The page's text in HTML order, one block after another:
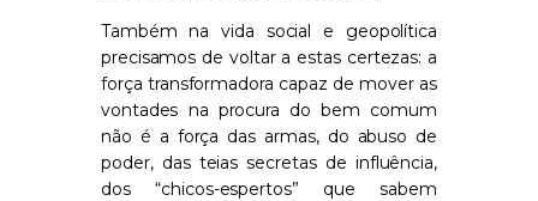
Também na vida social e geopolítica
precisamos de voltar a estas certezas: a
força transformadora capaz de mover as
vontades na procura do bem comum
não é a força das armas, do abuso de
poder, das teias secretas de influência,
dos “chicos-espertos” que sabem